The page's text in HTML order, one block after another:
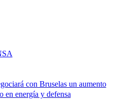
con Bruselas un aumento
en energía y defensa